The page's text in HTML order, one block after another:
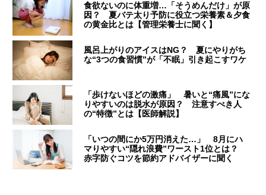
食欲ないのに体重増…「そうめんだけ」が原
因？ 夏バテ太り予防に役立つ栄養素＆夕食
の黄金比とは【管理栄養士に聞く】
風呂上がりのアイスはNG？ 夏にやりがち
な“3つの食習慣”が「不眠」引き起こすワケ
「歩けないほどの激痛」 暑いと“痛風”にな
りやすいのは脱水が原因？ 注意すべき人
の“特徴”とは【医師解説】
「いつの間にか5万円消えた…」 8月にハ
マりやすい“隠れ浪費”ワースト1位とは？
赤字防ぐコツを節約アドバイザーに聞く